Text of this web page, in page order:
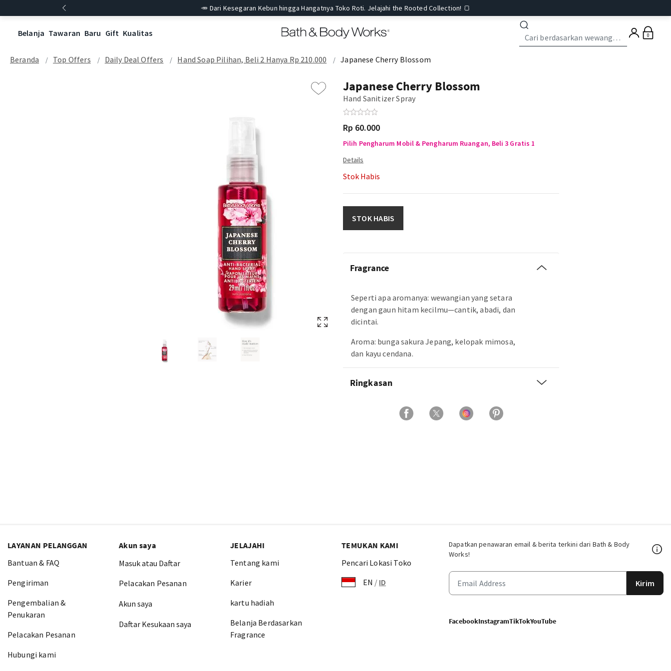
🥕 Dari Kesegaran Kebun hingga Hangatnya Toko Roti. Jelajahi the Rooted Collection! 🍞
Belanja Tawaran Baru Gift Kualitas 0
Beranda Top Offers Daily Deal Offers Hand Soap Pilihan, Beli 2 Hanya Rp 210.000 Japanese Cherry Blossom
Japanese Cherry Blossom
Hand Sanitizer Spray
Rp 60.000
Pilih Pengharum Mobil & Pengharum Ruangan, Beli 3 Gratis 1
Stok Habis
STOK HABIS
Fragrance
Seperti apa aromanya: wewangian yang setara
dengan gaun hitam kecilmu—cantik, abadi, dan
dicintai.
Aroma: bunga sakura Jepang, kelopak mimosa,
dan kayu cendana.
Ringkasan
Dapatkan penawaran email & berita terkini dari Bath & Body
Works!
Kirim
FacebookInstagramTikTokYouTube
LAYANAN PELANGGAN
Bantuan & FAQ
Pengiriman
Pengembalian &
Penukaran
Pelacakan Pesanan
Hubungi kami
Akun saya
Masuk atau Daftar
Pelacakan Pesanan
Akun saya
Daftar Kesukaan saya
JELAJAHI
Tentang kami
Karier
kartu hadiah
Belanja Berdasarkan
Fragrance
TEMUKAN KAMI
Pencari Lokasi Toko
EN / ID